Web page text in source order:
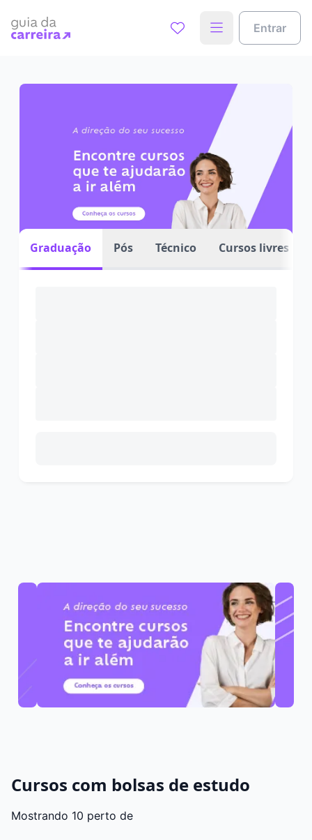
Entrar
Graduação Pós Técnico Cursos livres
Cursos com bolsas de estudo
Mostrando 10 perto de